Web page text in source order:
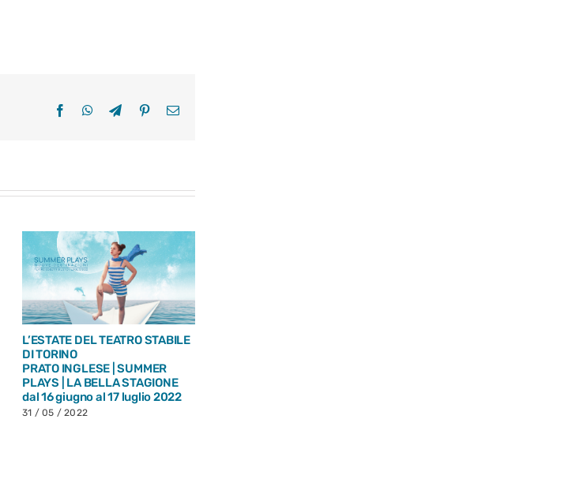
FacebookWhatsApp
TelegramPinterestEmail
L’ESTATE DEL TEATRO STABILE
DI TORINO
PRATO INGLESE | SUMMER
PLAYS | LA BELLA STAGIONE
dal 16 giugno al 17 luglio 2022
31 / 05 / 2022